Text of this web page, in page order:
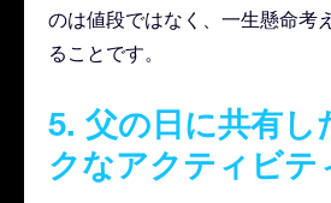
のは値段ではなく、一生懸命考
ることです。
5. 父の日に共有し
クなアクティビテ